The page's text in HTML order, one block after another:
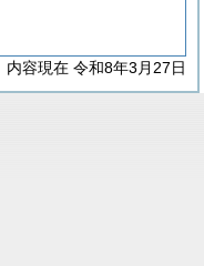
内容現在 令和8年3月27日